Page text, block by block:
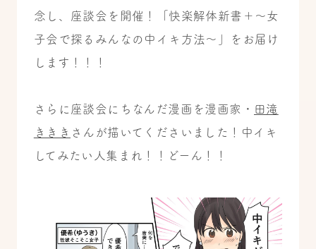
念し、座談会を開催！「快楽解体新書＋～女
子会で探るみんなの中イキ方法～」をお届け
します！！！
さらに座談会にちなんだ漫画を漫画家・ 田滝
ききき さんが描いてくださいました！中イキ
してみたい人集まれ！！どーん！！